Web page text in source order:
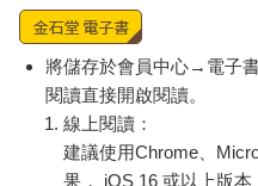
將儲存於會員中心→電子
閱讀直接開啟閱讀。
線上閱讀：
建議使用Chrome、
果， iOS 16 或以上版